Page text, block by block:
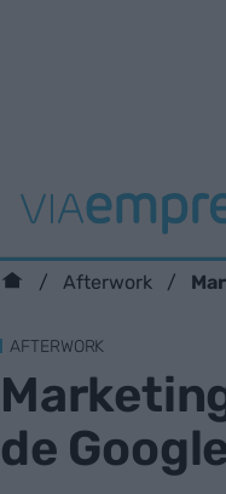
Afterwork
AFTERWORK
de